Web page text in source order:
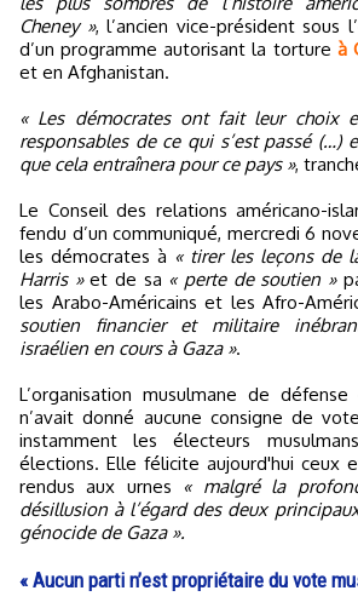
Cheney », l’ancien vice-président sous
d’un programme autorisant la torture à
et en Afghanistan.
« Les démocrates ont fait leur choix
responsables de ce qui s’est passé (…)
que cela entraînera pour ce pays »,
Le Conseil des relations américano-
fendu d’un communiqué, mercredi 6
les démocrates à « tirer les leçons de
Harris »et de sa « perte de soutien »
les Arabo-Américains et les Afro-
soutien financier et militaire
israélien en cours à Gaza ».
L’organisation musulmane de
n’avait donné aucune consigne de
instamment les électeurs
élections. Elle félicite aujourd'hui ceux
rendus aux urnes « malgré la
désillusion à l’égard des deux
génocide de Gaza ».
« Aucun parti n’est propriétaire du vote